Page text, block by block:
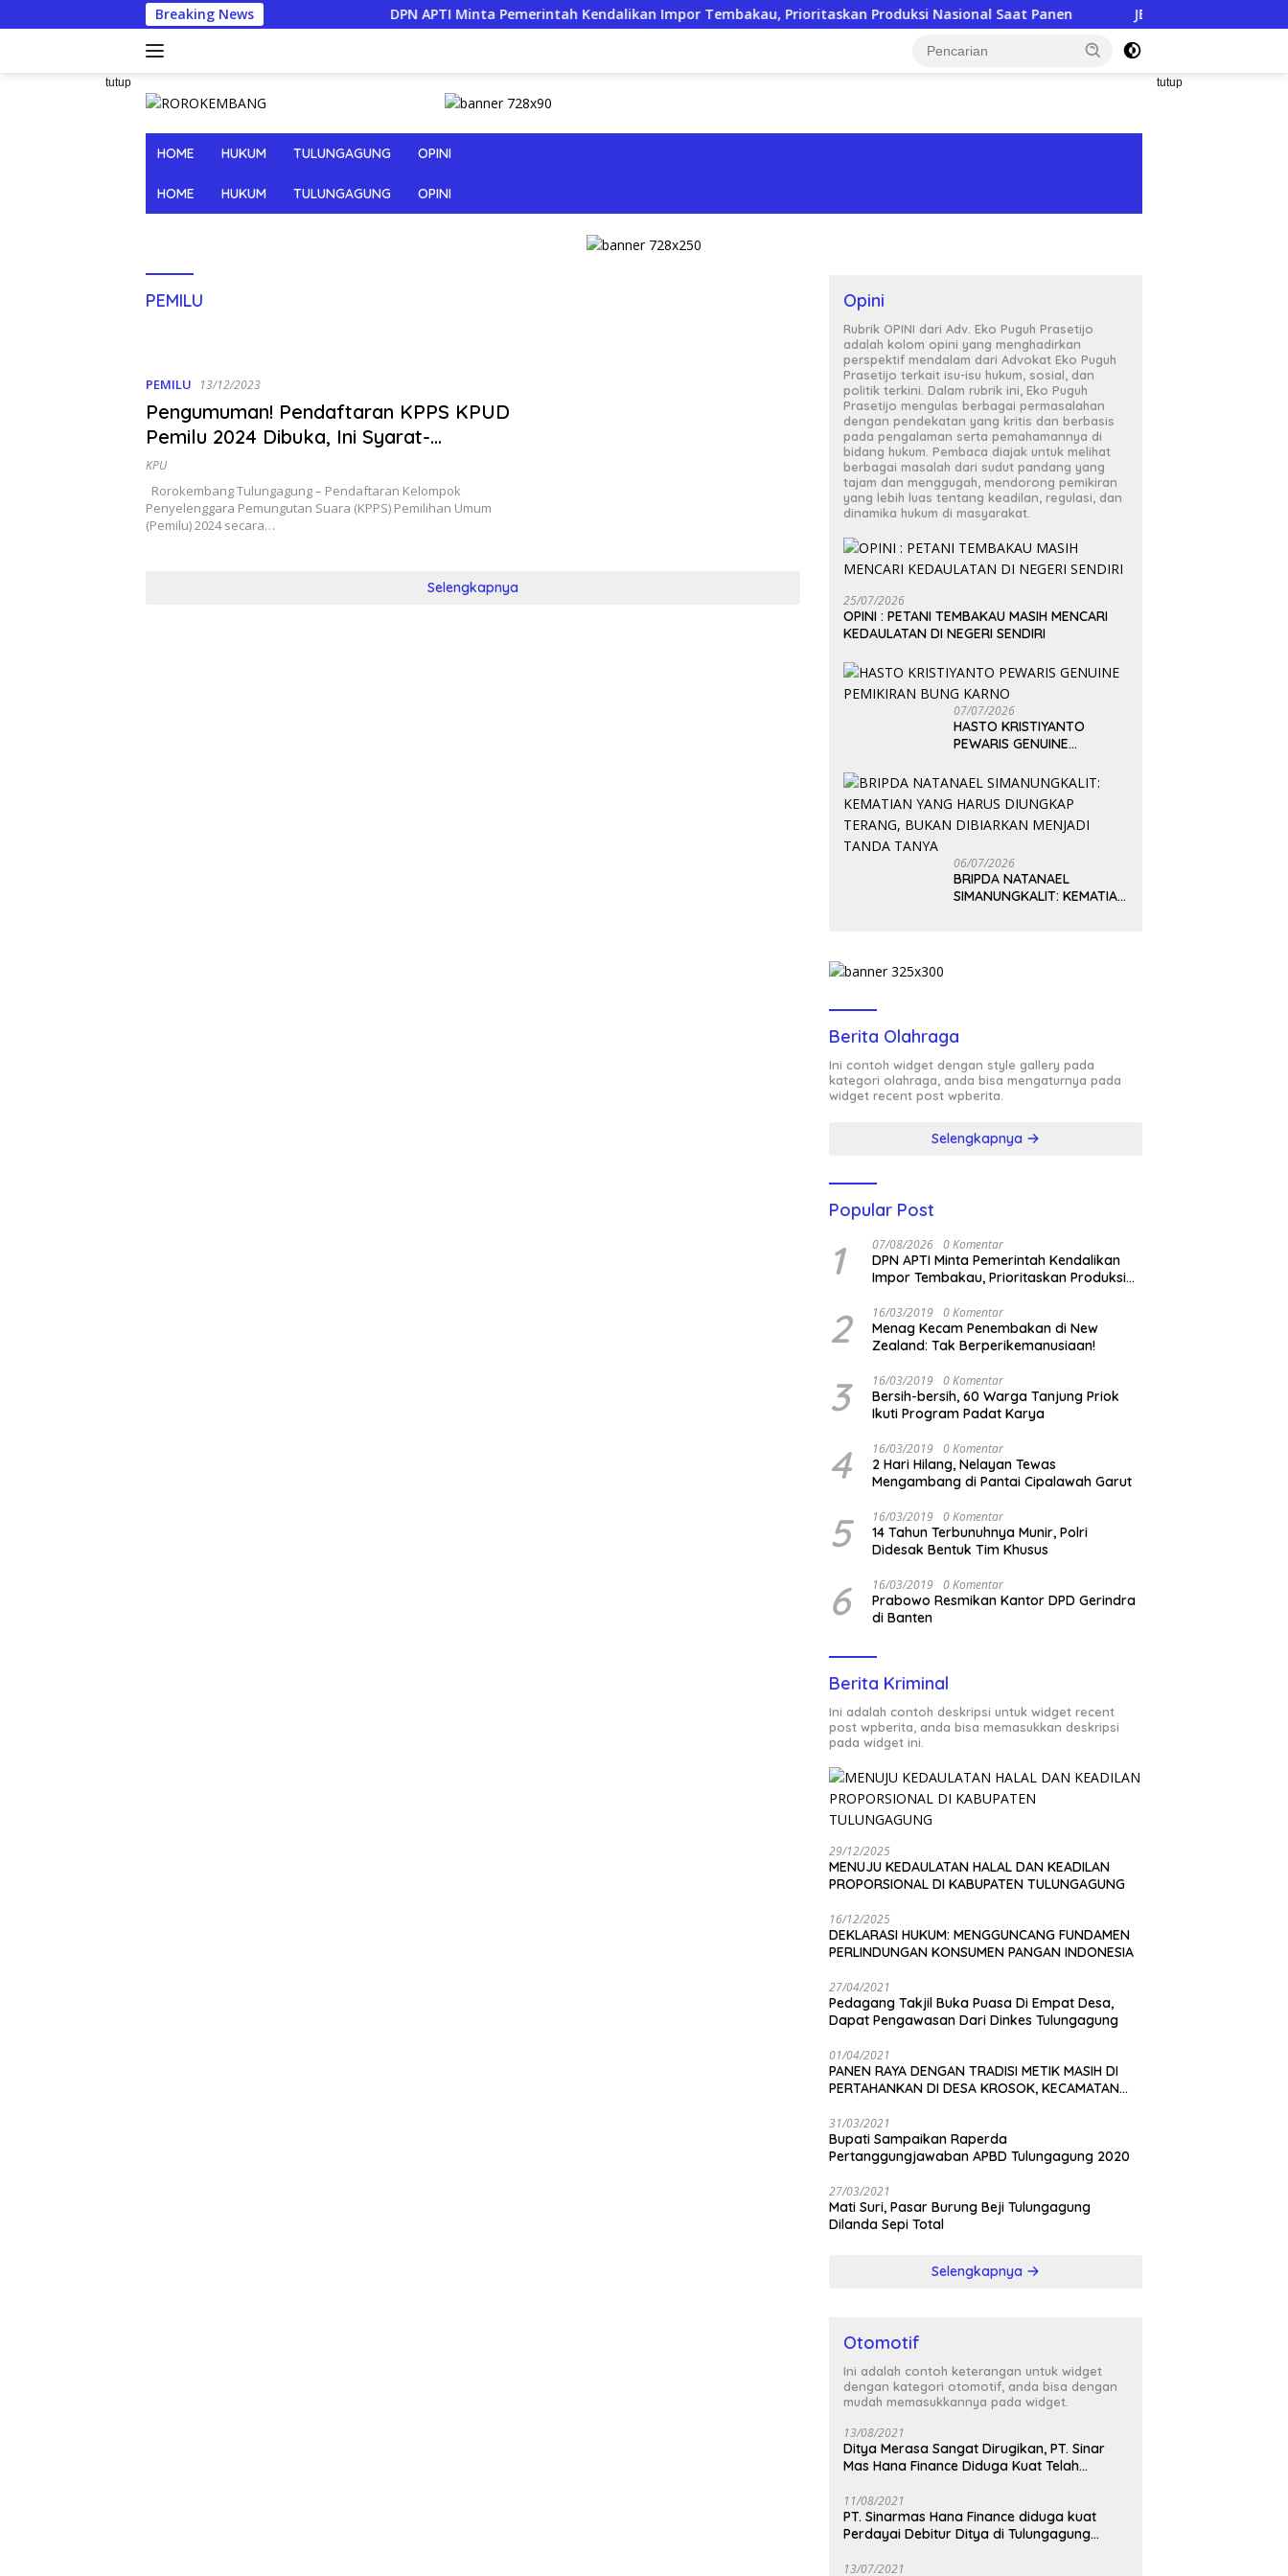
ke
Breaking News DPN APTI Minta Pemerintah Kendalikan Impor Tembakau, Prioritaskan Produksi Nasional Saat Panen JERIT PILU DARI LAHAN
tutup tutup
HOME HUKUM TULUNGAGUNG OPINI
HOME HUKUM TULUNGAGUNG OPINI
PEMILU
PEMILU 13/12/2023
Pengumuman! Pendaftaran KPPS KPUD
Pemilu 2024 Dibuka, Ini Syarat-
Jadwalnya
KPU
Rorokembang Tulungagung – Pendaftaran Kelompok
Penyelenggara Pemungutan Suara (KPPS) Pemilihan Umum
(Pemilu) 2024 secara…
Selengkapnya
Opini
Rubrik OPINI dari Adv. Eko Puguh Prasetijo
adalah kolom opini yang menghadirkan
perspektif mendalam dari Advokat Eko Puguh
Prasetijo terkait isu-isu hukum, sosial, dan
politik terkini. Dalam rubrik ini, Eko Puguh
Prasetijo mengulas berbagai permasalahan
dengan pendekatan yang kritis dan berbasis
pada pengalaman serta pemahamannya di
bidang hukum. Pembaca diajak untuk melihat
berbagai masalah dari sudut pandang yang
tajam dan menggugah, mendorong pemikiran
yang lebih luas tentang keadilan, regulasi, dan
dinamika hukum di masyarakat.
25/07/2026
OPINI : PETANI TEMBAKAU MASIH MENCARI
KEDAULATAN DI NEGERI SENDIRI
07/07/2026
HASTO KRISTIYANTO
PEWARIS GENUINE
06/07/2026
BRIPDA NATANAEL
SIMANUNGKALIT: KEMATIAN
Berita Olahraga
Ini contoh widget dengan style gallery pada
kategori olahraga, anda bisa mengaturnya pada
widget recent post wpberita.
Selengkapnya
Popular Post
1 07/08/2026 0 Komentar
DPN APTI Minta Pemerintah Kendalikan
Impor Tembakau, Prioritaskan Produksi
2 16/03/2019 0 Komentar
Menag Kecam Penembakan di New
Zealand: Tak Berperikemanusiaan!
3 16/03/2019 0 Komentar
Bersih-bersih, 60 Warga Tanjung Priok
Ikuti Program Padat Karya
4 16/03/2019 0 Komentar
2 Hari Hilang, Nelayan Tewas
Mengambang di Pantai Cipalawah Garut
5 16/03/2019 0 Komentar
14 Tahun Terbunuhnya Munir, Polri
Didesak Bentuk Tim Khusus
6 16/03/2019 0 Komentar
Prabowo Resmikan Kantor DPD Gerindra
di Banten
Berita Kriminal
Ini adalah contoh deskripsi untuk widget recent
post wpberita, anda bisa memasukkan deskripsi
pada widget ini.
29/12/2025
MENUJU KEDAULATAN HALAL DAN KEADILAN
PROPORSIONAL DI KABUPATEN TULUNGAGUNG
16/12/2025
DEKLARASI HUKUM: MENGGUNCANG FUNDAMEN
PERLINDUNGAN KONSUMEN PANGAN INDONESIA
27/04/2021
Pedagang Takjil Buka Puasa Di Empat Desa,
Dapat Pengawasan Dari Dinkes Tulungagung
01/04/2021
PANEN RAYA DENGAN TRADISI METIK MASIH DI
PERTAHANKAN DI DESA KROSOK, KECAMATAN
31/03/2021
Bupati Sampaikan Raperda
Pertanggungjawaban APBD Tulungagung 2020
27/03/2021
Mati Suri, Pasar Burung Beji Tulungagung
Dilanda Sepi Total
Selengkapnya
Otomotif
Ini adalah contoh keterangan untuk widget
dengan kategori otomotif, anda bisa dengan
mudah memasukkannya pada widget.
13/08/2021
Ditya Merasa Sangat Dirugikan, PT. Sinar
Mas Hana Finance Diduga Kuat Telah
11/08/2021
PT. Sinarmas Hana Finance diduga kuat
Perdayai Debitur Ditya di Tulungagung
13/07/2021